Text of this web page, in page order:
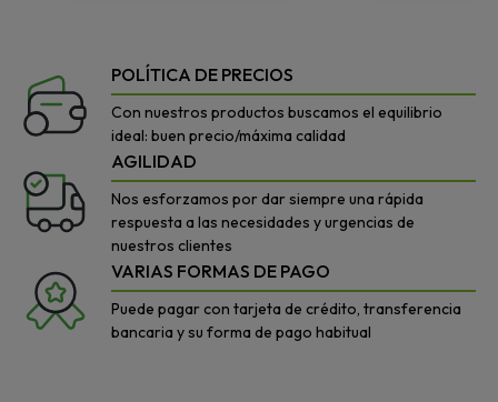
POLÍTICA DE PRECIOS
Con nuestros productos buscamos el equilibrio
ideal: buen precio/máxima calidad
AGILIDAD
Nos esforzamos por dar siempre una rápida
respuesta a las necesidades y urgencias de
nuestros clientes
VARIAS FORMAS DE PAGO
Puede pagar con tarjeta de crédito, transferencia
bancaria y su forma de pago habitual